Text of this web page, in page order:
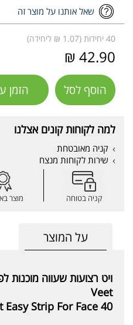
שאל אותנו על מוצר זה
40 יחידות (1.07 ₪ ליחידה)
42.90 ₪
הוסף לסל הזמן
למה לקוחות קונים אצלנו
קניה מאובטחת
שירות לקוחות מנצח
קניה בטוחה מוצר
על המוצר
Veet
Easy Strip For Face 40